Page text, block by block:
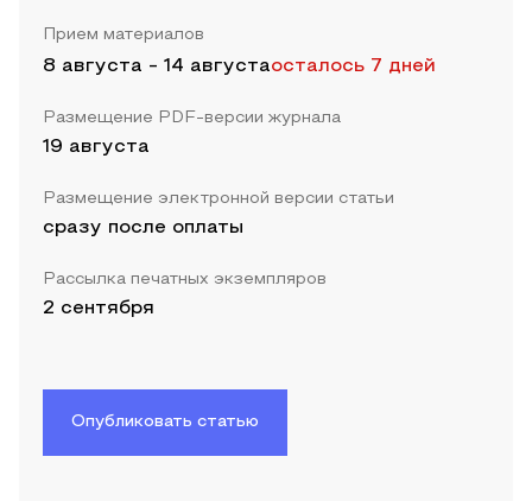
Прием материалов
8 августа - 14 августаосталось 7 дней
Размещение PDF-версии журнала
19 августа
Размещение электронной версии статьи
сразу после оплаты
Рассылка печатных экземпляров
2 сентября
Опубликовать статью